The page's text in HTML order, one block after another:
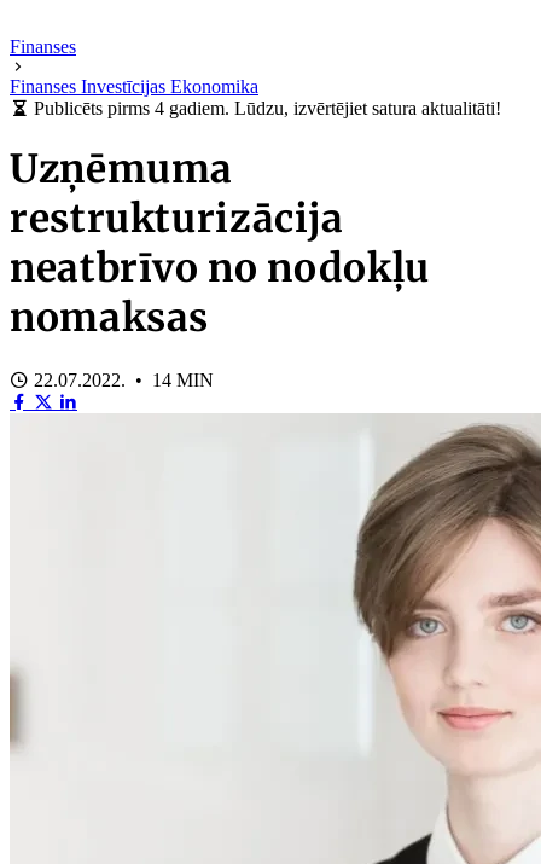
Finanses
Finanses Investīcijas Ekonomika
Publicēts pirms 4 gadiem. Lūdzu, izvērtējiet satura aktualitāti!
Uzņēmuma
restrukturizācija
neatbrīvo no nodokļu
nomaksas
22.07.2022. • 14 MIN